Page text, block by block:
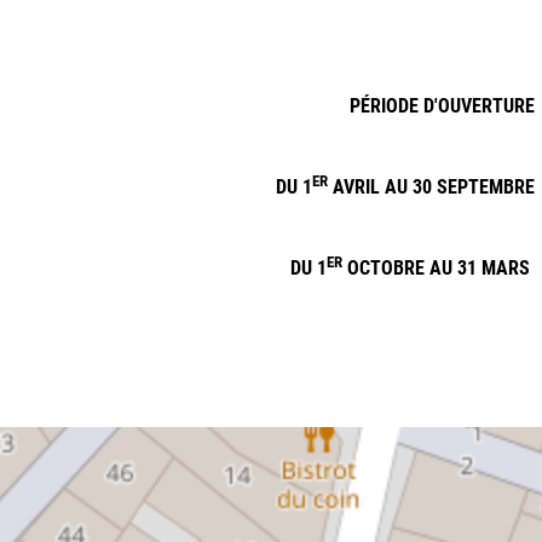
PÉRIODE D'OUVERTURE
DU 1 ER AVRIL AU 30 SEPTEMBRE
DU 1 ER OCTOBRE AU 31 MARS